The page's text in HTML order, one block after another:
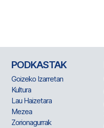
PODKASTAK
Goizeko Izarretan
Kultura
Lau Haizetara
Mezea
Zorionagurrak